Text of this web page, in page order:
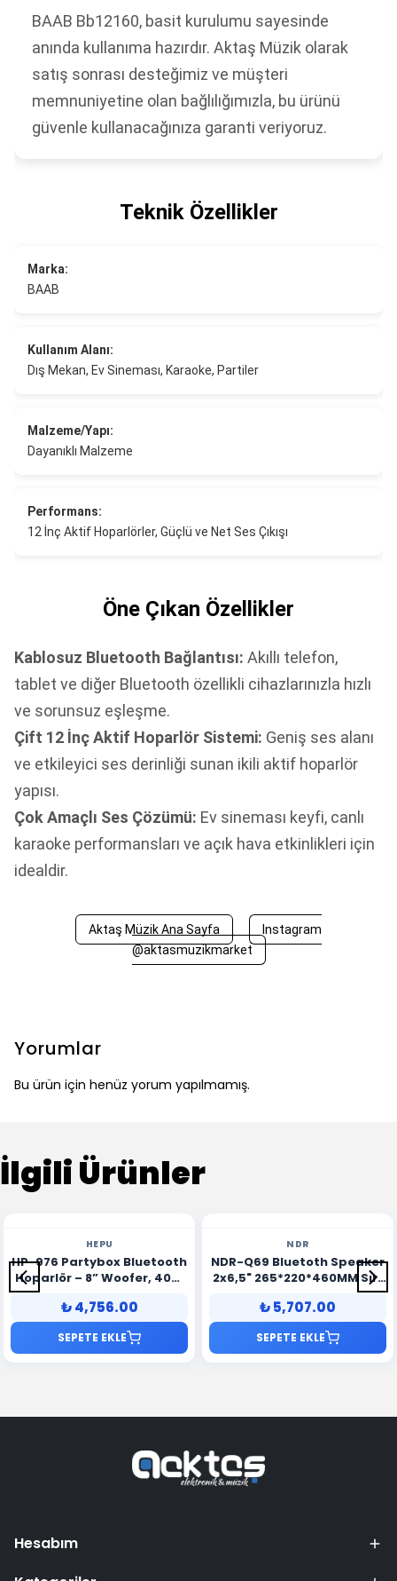
BAAB Bb12160, basit kurulumu sayesinde
anında kullanıma hazırdır. Aktaş Müzik olarak
satış sonrası desteğimiz ve müşteri
memnuniyetine olan bağlılığımızla, bu ürünü
güvenle kullanacağınıza garanti veriyoruz.
Teknik Özellikler
Marka:
BAAB
Kullanım Alanı:
Dış Mekan, Ev Sineması, Karaoke, Partiler
Malzeme/Yapı:
Dayanıklı Malzeme
Performans:
12 İnç Aktif Hoparlörler, Güçlü ve Net Ses Çıkışı
Öne Çıkan Özellikler
Kablosuz Bluetooth Bağlantısı: Akıllı telefon,
tablet ve diğer Bluetooth özellikli cihazlarınızla hızlı
ve sorunsuz eşleşme.
Çift 12 İnç Aktif Hoparlör Sistemi: Geniş ses alanı
ve etkileyici ses derinliği sunan ikili aktif hoparlör
yapısı.
Çok Amaçlı Ses Çözümü: Ev sineması keyfi, canlı
karaoke performansları ve açık hava etkinlikleri için
idealdir.
Aktaş Müzik Ana Sayfa
Instagram
@aktasmuzikmarket
Yorumlar
Bu ürün için henüz yorum yapılmamış.
İlgili Ürünler
HEPU
HP-976 Partybox Bluetooth
Hoparlör – 8” Woofer, 40W
Güç, 2 Kablosuz Mikrofon +
Kumanda, TWS Destekli
₺ 4,756.00
SEPETE EKLE
NDR
NDR-Q69 Bluetoth Speaker
2x6,5" 265*220*460MM Sırt
₺ 5,707.00
SEPETE EKLE
Hesabım